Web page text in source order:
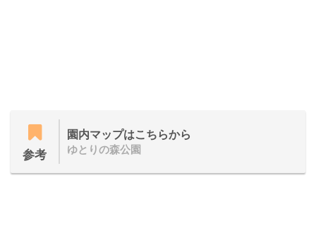
参考
園内マップはこちらから
ゆとりの森公園